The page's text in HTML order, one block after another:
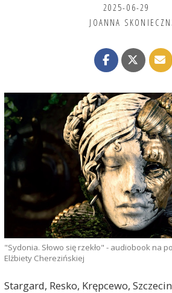
2025-06-29
JOANNA
"Sydonia. Słowo się rzekło" - audiobook na
Elżbiety Cherezińskiej
Stargard, Resko, Krępcewo,